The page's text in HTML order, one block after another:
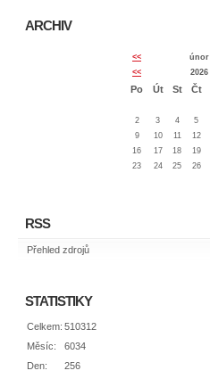
ARCHIV
<< únor
<<
2026
Po Út St Čt
2
3 4 5
9
10 11 12
16
17 18 19
23
24 25 26
RSS
Přehled zdrojů
STATISTIKY
Celkem: 510312
Měsíc:
6034
Den:
256